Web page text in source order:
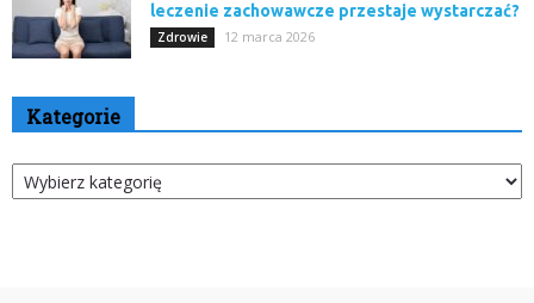
leczenie zachowawcze przestaje wystarczać?
Zdrowie 12 marca 2026
Kategorie
Kategorie